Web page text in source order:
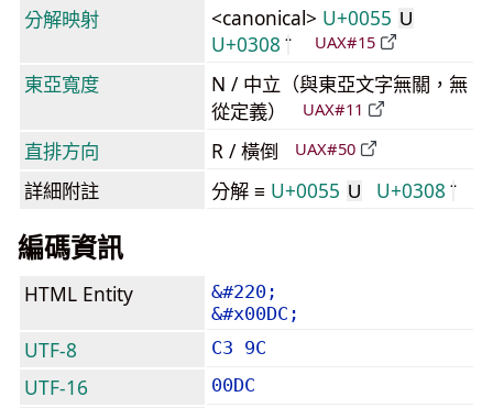
分解映射
<canonical> U+0055 U
U+0308 UAX#15
東亞寬度
N / 中立（與東亞文字無關，無
從定義）
UAX#11
直排方向 R / 橫倒 UAX#50
詳細附註 分解 ≡ U+0055 U U+0308
編碼資訊
HTML Entity
&#220;
&#x00DC;
UTF-8 C3 9C
UTF-16 00DC